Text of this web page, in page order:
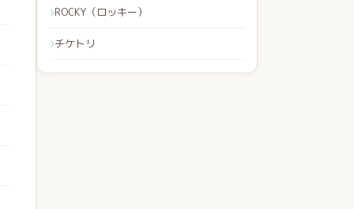
ROCKY（ロッキー）
チケトリ